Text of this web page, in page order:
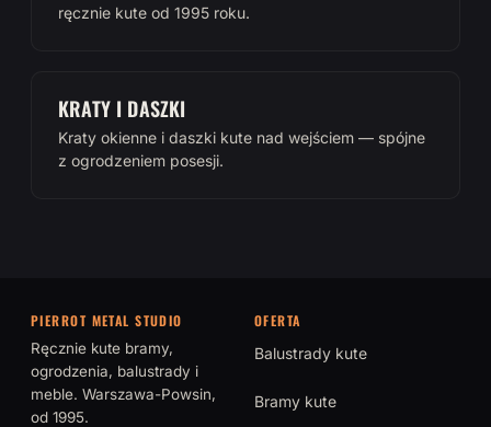
ręcznie kute od 1995 roku.
KRATY I DASZKI
Kraty okienne i daszki kute nad wejściem — spójne
z ogrodzeniem posesji.
PIERROT METAL STUDIO
Ręcznie kute bramy,
ogrodzenia, balustrady i
meble. Warszawa-Powsin,
od 1995.
OFERTA
Balustrady kute
Bramy kute